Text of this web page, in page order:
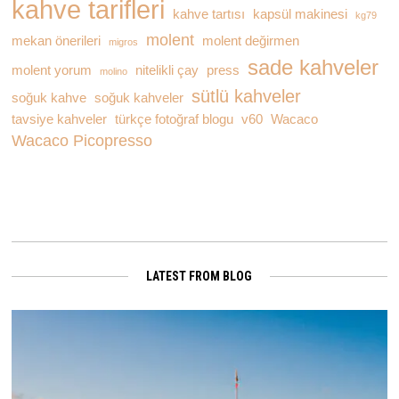
kahve tarifleri kahve tartısı kapsül makinesi kg79
mekan önerileri migros molent molent değirmen
molent yorum molino nitelikli çay press sade kahveler
soğuk kahve soğuk kahveler sütlü kahveler
tavsiye kahveler türkçe fotoğraf blogu v60 Wacaco
Wacaco Picopresso
LATEST FROM BLOG